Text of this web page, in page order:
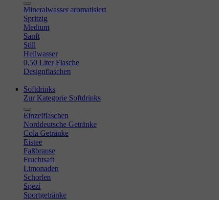
Mineralwasser aromatisiert
Spritzig
Medium
Sanft
Still
Heilwasser
0,50 Liter Flasche
Designflaschen
Softdrinks
Zur Kategorie Softdrinks
Einzelflaschen
Norddeutsche Getränke
Cola Getränke
Eistee
Faßbrause
Fruchtsaft
Limonaden
Schorlen
Spezi
Sportgetränke